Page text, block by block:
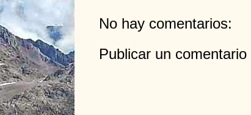
No hay comentarios:
Publicar un comentario